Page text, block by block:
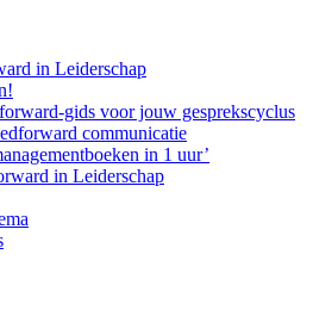
in Leiderschap
gids voor jouw gesprekscyclus
communicatie
in 1 uur’
in Leiderschap